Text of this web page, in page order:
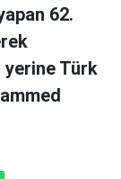
62.
yerine Türk